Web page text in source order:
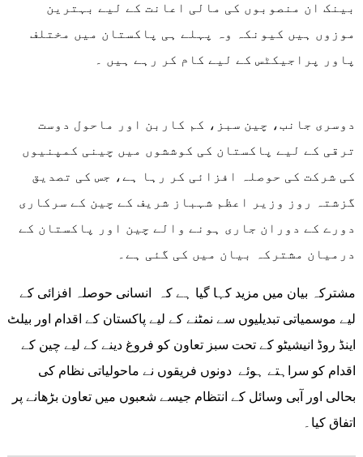
بینک ان منصوبوں کی مالی اعانت کے لیے بہترین
موزوں ہیں کیونکہ وہ پہلے ہی پاکستان میں مختلف
پاور پراجیکٹس کے لیے کام کر رہے ہیں ۔
دوسری جانب، چین سبز، کم کاربن اور ماحول دوست
ترقی کے لیے پاکستان کی کوششوں میں چینی کمپنیوں
کی شرکت کی حوصلہ افزائی کر رہا ہے، جس کی تصدیق
گزشتہ روز وزیر اعظم شہباز شریف کے چین کے سرکاری
دورے کے دوران جاری ہونے والے چین اور پاکستان کے
درمیان مشترکہ بیان میں کی گئی ہے۔
مشترکہ بیان میں مزید کہا گیا ہے کہ انسانی حوصلہ افزائی کے
لیے موسمیاتی تبدیلیوں سے نمٹنے کے لیے پاکستان کے اقدام اور بیلٹ
اینڈ روڈ انیشیٹو کے تحت سبز تعاون کو فروغ دینے کے لیے چین کے
اقدام کو سراہتے ہوئے دونوں فریقوں نے ماحولیاتی نظام کی
بحالی اور آبی وسائل کے انتظام جیسے شعبوں میں تعاون بڑھانے پر
اتفاق کیا۔